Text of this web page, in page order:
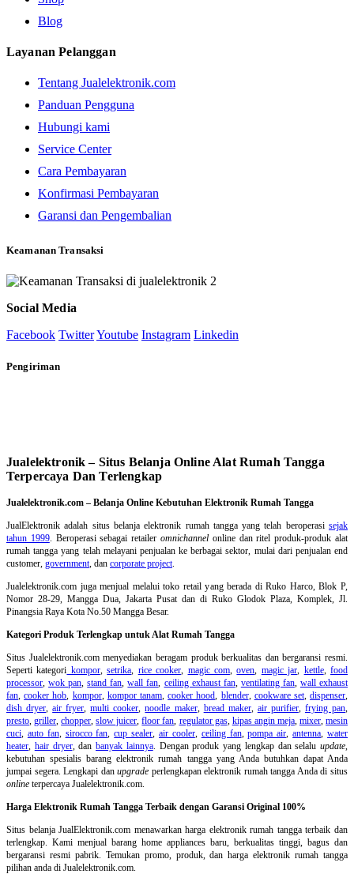
Blog
Layanan Pelanggan
Tentang Jualelektronik.com
Panduan Pengguna
Hubungi kami
Service Center
Cara Pembayaran
Konfirmasi Pembayaran
Garansi dan Pengembalian
Keamanan Transaksi
Social Media
Facebook TwitterYoutube Instagram Linkedin
Pengiriman
Jualelektronik – Situs Belanja Online Alat Rumah Tangga
Terpercaya Dan Terlengkap
Jualelektronik.com – Belanja Online Kebutuhan Elektronik Rumah Tangga
JualElektronik adalah situs belanja elektronik rumah tanggayang telah beroperasisejak
tahun 1999. Beroperasi sebagai retaileromnichannel online dan ritel produk-produk alat
rumah tangga yang telah melayani penjualan ke berbagai sektor, mulai dari penjualan end
customer, government , dan corporate project
Jualelektronik.com juga menjual melalui toko retail yang berada di Ruko Harco, Blok P,
Nomor 28-29, Mangga Dua, Jakarta Pusat dan di Ruko Glodok Plaza, Komplek, Jl.
Pinangsia Raya Kota No.50 Mangga Besar.
Kategori Produk Terlengkap untuk Alat Rumah Tangga
Situs Jualelektronik.com menyediakan beragam produk berkualitas dan bergaransi resmi.
Seperti kategori kompor,setrika rice cooker magic com,oven magic jar kettle,food
processor ,wok pan ,stand fan ,wall fan ceiling exhaust fan, ventilating fan, wall exhaust
fan ,cooker hob kompor, kompor tanam,cooker hood blender, cookware set,dispenser
dish dryer ,air fryer ,multi cooker ,noodle maker, bread maker, air purifier, frying pan
presto ,griller ,chopper ,slow juicer ,floor fan regulator gas, kipas angin meja, mixer,mesin
cuci auto fan, sirocco fan ,cup sealer ,air cooler, ceiling fan,pompa air ,antenna ,water
heater hair dryer, dan banyak lainnya. Dengan produk yang lengkap dan selalu update
kebutuhan spesialis barang elektronik rumah tangga yang Anda butuhkan dapat Anda
jumpai segera. Lengkapi danupgrade perlengkapan elektronik rumah tangga Anda di situs
online terpercaya Jualelektronik.com.
Harga Elektronik Rumah Tangga Terbaik dengan Garansi Original 100%
Situs belanjaJualElektronik.com menawarkan harga elektronik rumah tangga terbaik dan
terlengkap. Kami menjual barang home appliances baru, berkualitas tinggi, bagus dan
bergaransi resmi pabrik. Temukan promo, produk, dan harga elektronik rumah tangga
pilihan anda di Jualelektronik.com.